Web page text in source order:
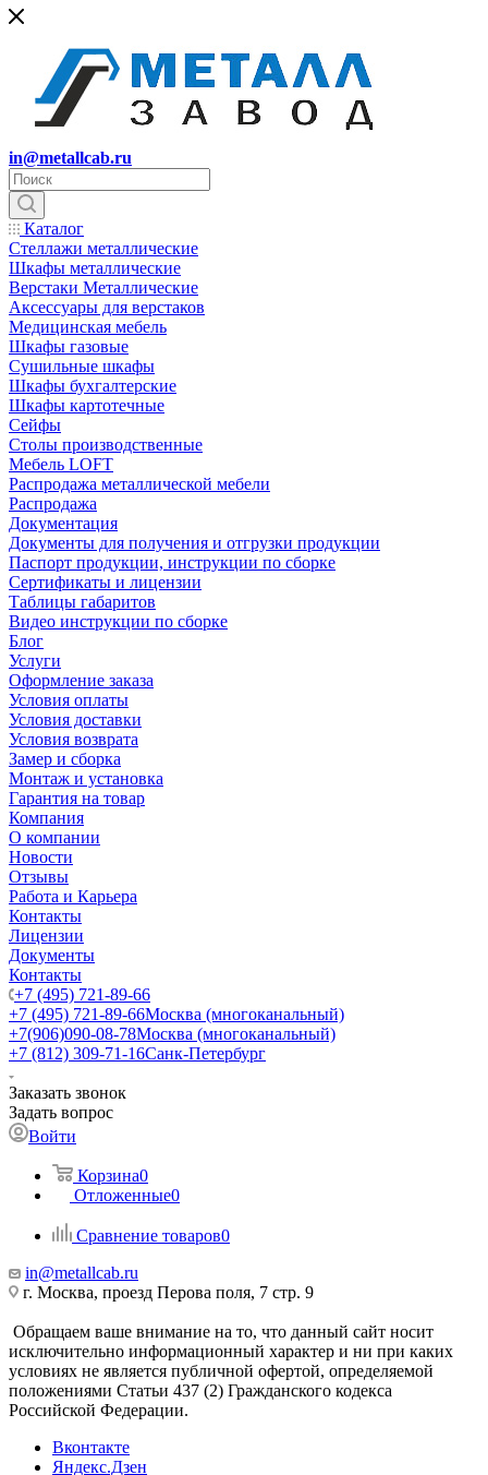
in@metallcab.ru
Каталог
Стеллажи металлические
Шкафы металлические
Верстаки Металлические
Аксессуары для верстаков
Медицинская мебель
Шкафы газовые
Сушильные шкафы
Шкафы бухгалтерские
Шкафы картотечные
Сейфы
Столы производственные
Мебель LOFT
Распродажа металлической мебели
Распродажа
Документация
Документы для получения и отгрузки продукции
Паспорт продукции, инструкции по сборке
Сертификаты и лицензии
Таблицы габаритов
Видео инструкции по сборке
Блог
Услуги
Оформление заказа
Условия оплаты
Условия доставки
Условия возврата
Замер и сборка
Монтаж и установка
Гарантия на товар
Компания
О компании
Новости
Отзывы
Работа и Карьера
Контакты
Лицензии
Документы
Контакты
+7 (495) 721-89-66
+7 (495) 721-89-66Москва (многоканальный)
+7(906)090-08-78Москва (многоканальный)
+7 (812) 309-71-16Санк-Петербург
Заказать звонок
Задать вопрос
Войти
Корзина0
Отложенные0
Сравнение товаров0
in@metallcab.ru
г. Москва, проезд Перова поля, 7 стр. 9
Обращаем ваше внимание на то, что данный сайт носит
исключительно информационный характер и ни при каких
условиях не является публичной офертой, определяемой
положениями Статьи 437 (2) Гражданского кодекса
Российской Федерации.
Вконтакте
Яндекс.Дзен